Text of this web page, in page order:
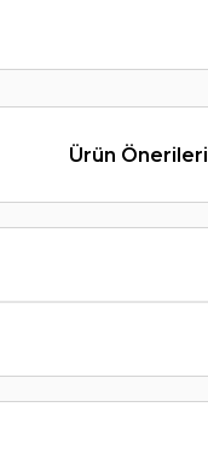
Ürün Önerileri